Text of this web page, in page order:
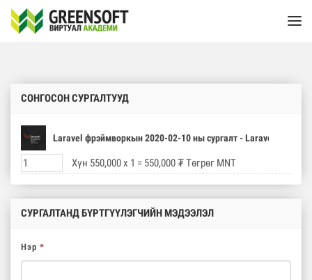
СОНГОСОН СУРГАЛТУУД
Laravel фрэймворкын 2020-02-10 ны сургалт - Laravel Master
Хүн 550,000x 1 = 550,000₮Төгрөг MNT
СУРГАЛТАНД БҮРТГҮҮЛЭГЧИЙН МЭДЭЭЛЭЛ
Нэр *